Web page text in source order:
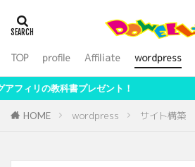
TOP profile Affiliate wordpress
ント！
HOME wordpress サイト構築
カテゴリー